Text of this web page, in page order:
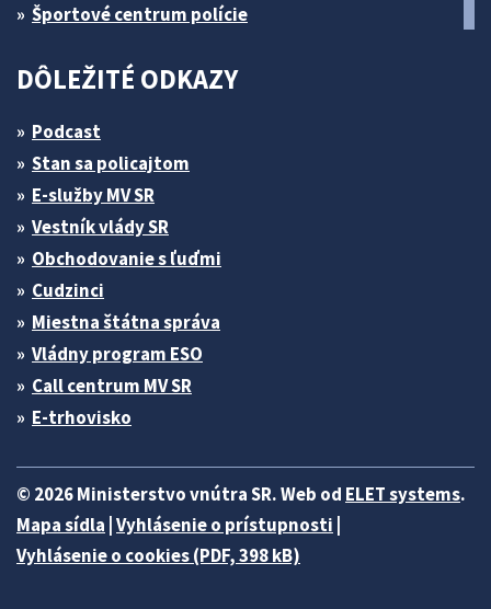
Športové centrum polície
DÔLEŽITÉ ODKAZY
Podcast
Stan sa policajtom
E-služby MV SR
Vestník vlády SR
Obchodovanie s ľuďmi
Cudzinci
Miestna štátna správa
Vládny program ESO
Call centrum MV SR
E-trhovisko
© 2026 Ministerstvo vnútra SR. Web od ELET systems.
Mapa sídla Vyhlásenie o prístupnosti
Vyhlásenie o cookies (PDF, 398 kB)